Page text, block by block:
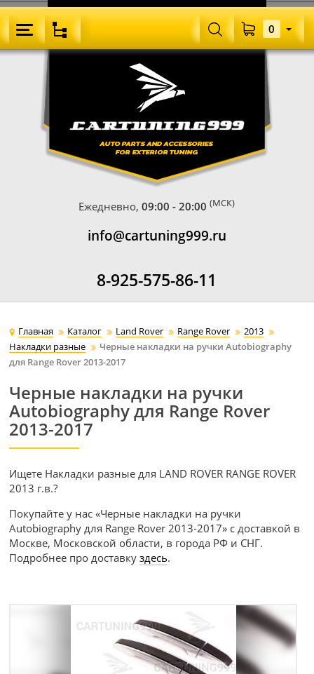
Ежедневно,09:00 - 20:00 (МСК)
info@cartuning999.ru
8-925-575-86-11
0
Главная Каталог Land Rover Range Rover
2013
Накладки разные
Черные накладки на ручки Autobiography
для Range Rover 2013-2017
Черные накладки на ручки
Autobiography для Range Rover
2013-2017
Ищете Накладки разные для LAND ROVER RANGE ROVER
2013 г.в.?
Покупайте у нас «Черные накладки на ручки
Autobiography для Range Rover 2013-2017» с доставкой в
Москве, Московской области, в города РФ и СНГ.
Подробнее про доставкуздесь.